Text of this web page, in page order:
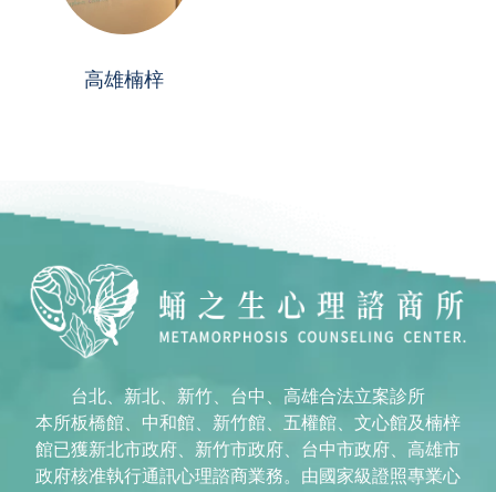
高雄楠梓
台北、新北、新竹、台中、高雄合法立案診所
本所板橋館、中和館、新竹館、五權館、文心館及楠梓
館已獲新北市政府、新竹市政府、台中市政府、高雄市
政府核准執行通訊心理諮商業務。由國家級證照專業心